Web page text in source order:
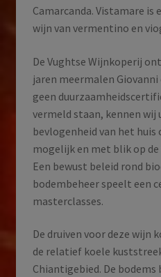
Camarcanda. Vistamare
wijn van vermentino en
De Vughtse Wijnkoperij
jaren meermalen Giovanni
geen
vermeld staan, kennen
bevlogenheid van het huis
mogelijk en met blik op
Een bewust beleid rond
bodembeheer speelt een
masterclasses.
De druiven voor deze wijn
de relatief koele
Chiantigebied. De